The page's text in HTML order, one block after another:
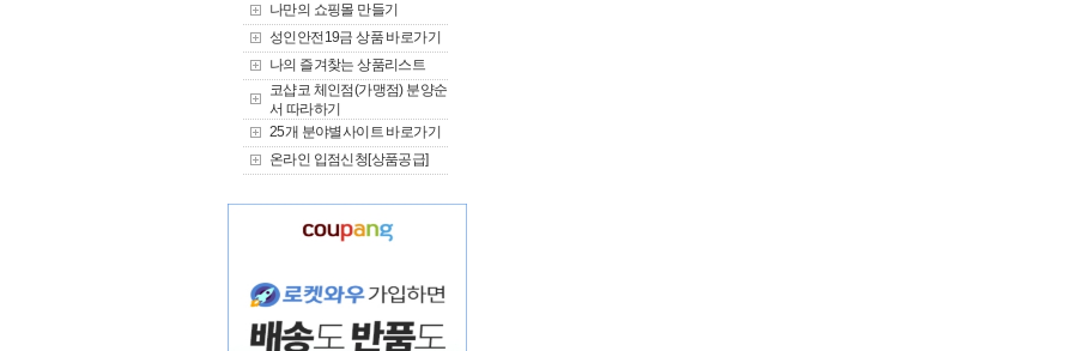
나만의 쇼핑몰 만들기
성인안전19금 상품 바로가기
나의 즐겨찾는 상품리스트
코샵코 체인점(가맹점) 분양순
서 따라하기
25개 분야별사이트 바로가기
온라인 입점신청[상품공급]